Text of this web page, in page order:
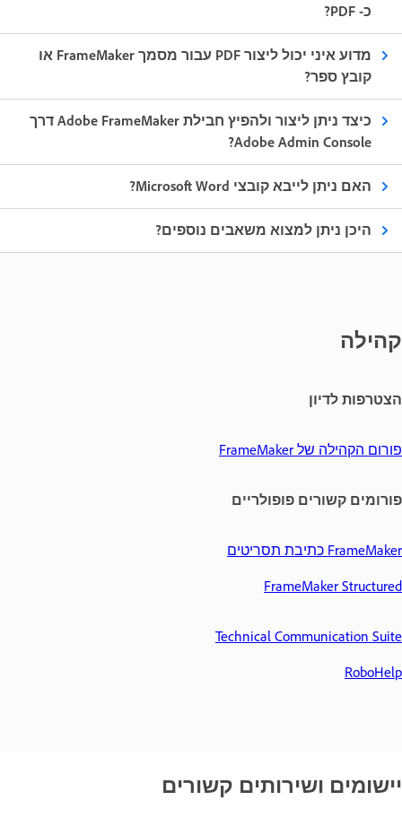
כ- PDF?
מדוע איני יכול ליצור PDF עבור מסמך FrameMaker או
קובץ ספר?
כיצד ניתן ליצור ולהפיץ חבילת Adobe FrameMaker דרך
Adobe Admin Console?
האם ניתן לייבא קובצי Microsoft Word?
היכן ניתן למצוא משאבים נוספים?
קהילה
הצטרפות לדיון
פורום הקהילה של FrameMaker
פורומים קשורים פופולריים
FrameMaker כתיבת תסריטים
FrameMaker Structured
Technical Communication Suite
RoboHelp
יישומים ושירותים קשורים